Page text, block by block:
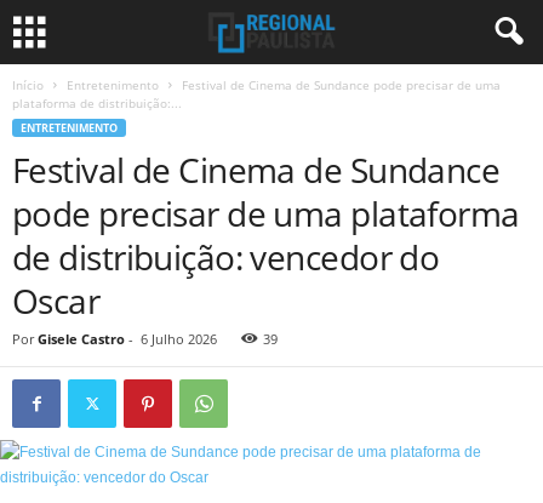
Início Entretenimento
Festival de Cinema de Sundance pode precisar de uma
plataforma de distribuição:...
ENTRETENIMENTO
Festival de Cinema de Sundance
pode precisar de uma plataforma
de distribuição: vencedor do
Oscar
Por Gisele Castro - 6 Julho 2026 39